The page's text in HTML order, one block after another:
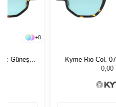
+8
Güneş
Kyme Rio Col.
0,00